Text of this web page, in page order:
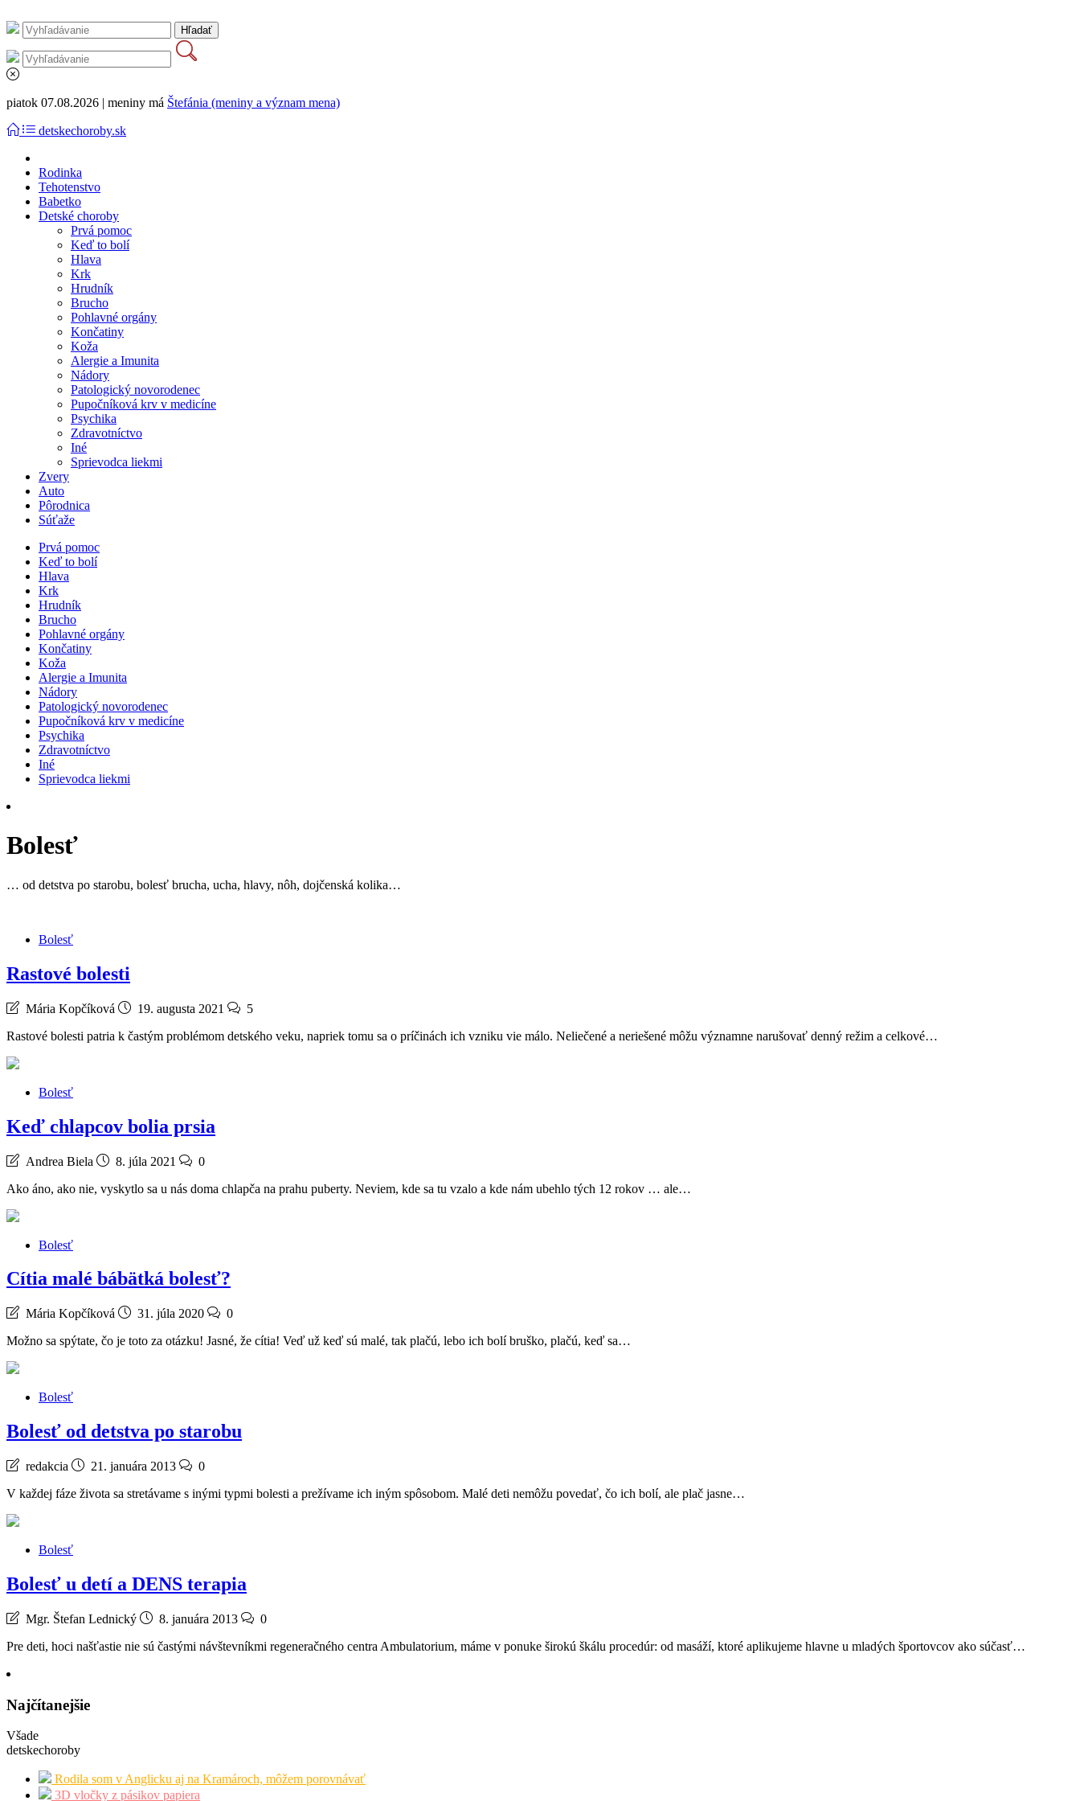
piatok 07.08.2026 | meniny má Štefánia (meniny a význam mena)
detskechoroby.sk
Rodinka
Tehotenstvo
Babetko
Detské choroby
Prvá pomoc
Keď to bolí
Hlava
Krk
Hrudník
Brucho
Pohlavné orgány
Končatiny
Koža
Alergie a Imunita
Nádory
Patologický novorodenec
Pupočníková krv v medicíne
Psychika
Zdravotníctvo
Iné
Sprievodca liekmi
Zvery
Auto
Pôrodnica
Súťaže
Prvá pomoc
Keď to bolí
Hlava
Krk
Hrudník
Brucho
Pohlavné orgány
Končatiny
Koža
Alergie a Imunita
Nádory
Patologický novorodenec
Pupočníková krv v medicíne
Psychika
Zdravotníctvo
Iné
Sprievodca liekmi
Bolesť
… od detstva po starobu, bolesť brucha, ucha, hlavy, nôh, dojčenská kolika…
Bolesť
Rastové bolesti
Mária Kopčíková 19. augusta 2021
5
Rastové bolesti patria k častým problémom detského veku, napriek tomu sa o príčinách ich vzniku vie málo. Neliečené a neriešené môžu významne narušovať denný režim a celkové…
Bolesť
Keď chlapcov bolia prsia
Andrea Biela 8. júla 2021
0
Ako áno, ako nie, vyskytlo sa u nás doma chlapča na prahu puberty. Neviem, kde sa tu vzalo a kde nám ubehlo tých 12 rokov … ale…
Bolesť
Cítia malé bábätká bolesť?
Mária Kopčíková 31. júla 2020
0
Možno sa spýtate, čo je toto za otázku! Jasné, že cítia! Veď už keď sú malé, tak plačú, lebo ich bolí bruško, plačú, keď sa…
Bolesť
Bolesť od detstva po starobu
redakcia 21. januára 2013
0
V každej fáze života sa stretávame s inými typmi bolesti a prežívame ich iným spôsobom. Malé deti nemôžu povedať, čo ich bolí, ale plač jasne…
Bolesť
Bolesť u detí a DENS terapia
Mgr. Štefan Lednický 8. januára 2013
0
Pre deti, hoci našťastie nie sú častými návštevníkmi regeneračného centra Ambulatorium, máme v ponuke širokú škálu procedúr: od masáží, ktoré aplikujeme hlavne u mladých športovcov ako súčasť…
Najčítanejšie
Všade
detskechoroby
Rodila som v Anglicku aj na Kramároch, môžem porovnávať
3D vločky z pásikov papiera